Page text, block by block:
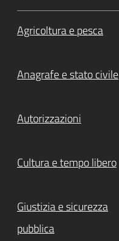
Agricoltura e pesca
Anagrafe e stato civile
Autorizzazioni
Cultura e tempo libero
Giustizia e sicurezza
pubblica